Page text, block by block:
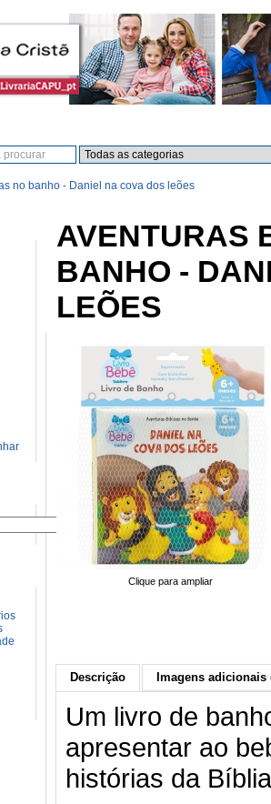
no banho - Daniel na cova dos leões
AVENTURAS
BANHO -
LEÕES
Clique para ampliar
Descrição Imagens adicionais
Um livro de
apresentar ao
histórias da